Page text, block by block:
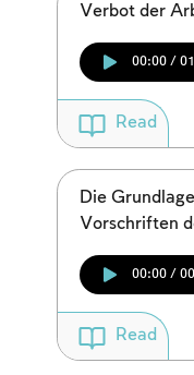
Verbot der
00:00 /
Read
Die
Vorschriften
00:00 /
Read